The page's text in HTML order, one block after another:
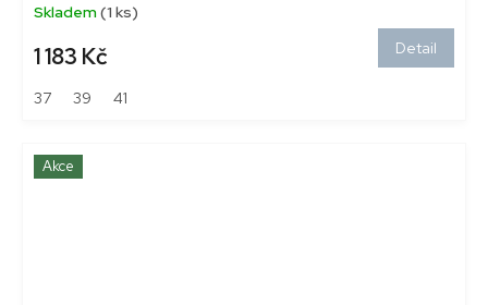
Skladem(1 ks)
1 183 Kč Detail
37 39 41
Akce